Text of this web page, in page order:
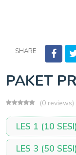
SHARE
PAKET
(0 reviews)
LES 1 (10 SESI)
LES 3 (50 SESI)